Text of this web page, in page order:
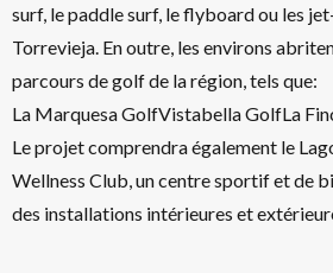
surf, le paddle surf, le flyboard ou les
Torrevieja. En outre, les environs
parcours de golf de la région, tels que:
La Marquesa GolfVistabella GolfLa
Le projet comprendra également le
Wellness Club, un centre sportif et de
des installations intérieures et